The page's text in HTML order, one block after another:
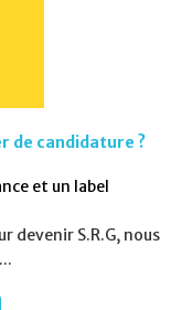
de candidature ?
et un label
devenir S.R.G, nous